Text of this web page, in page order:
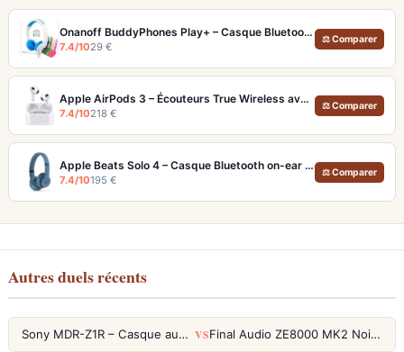
Onanoff BuddyPhones Play+ – Casque Bluetooth Enfants SafeAudio 3 Niveaux et StudyMode
7.4/1029 €
⚖ Comparer
Apple AirPods 3 – Écouteurs True Wireless avec Audio Spatial et 30h d'autonomie
7.4/10218 €
⚖ Comparer
Apple Beats Solo 4 – Casque Bluetooth on-ear 50h autonomie et audio sans perte
7.4/10195 €
⚖ Comparer
Autres duels récents
Sony MDR-Z1R – Casque audiophile fermé haute résolution VS Final Audio ZE8000 MK2 Noir – Écouteurs True Wireless audiophiles 8K Sound